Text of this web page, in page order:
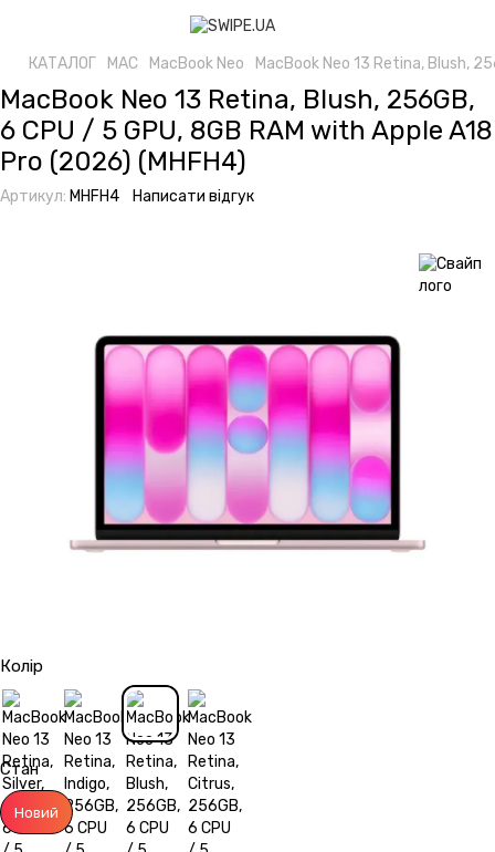
КАТАЛОГ MAC MacBook Neo MacBook Neo 13 Retina, Blush,
MacBook Neo 13 Retina, Blush, 256GB,
6 CPU / 5 GPU, 8GB RAM with Apple A18
Pro (2026) (MHFH4)
Артикул: MHFH4 Написати відгук
Колір
Стан
Новий